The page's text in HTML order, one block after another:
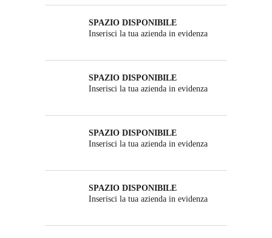
SPAZIO DISPONIBILE
Inserisci la tua azienda in evidenza
SPAZIO DISPONIBILE
Inserisci la tua azienda in evidenza
SPAZIO DISPONIBILE
Inserisci la tua azienda in evidenza
SPAZIO DISPONIBILE
Inserisci la tua azienda in evidenza